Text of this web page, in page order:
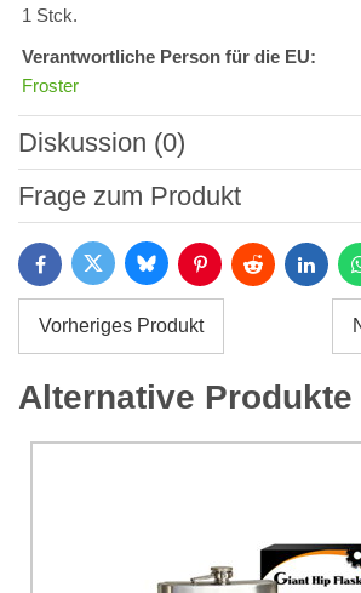
1 Stck.
Verantwortliche Person für die EU:
Froster
Diskussion (0)
Neuer Kommentar
Titel:
Name:*
Ich stimme der Verarbeitung der im
Frage zum Produkt
*
Ihre E-Mail:*
FacebookTwitter BlueskyPinterestReddit
Vorheriges Produkt
Alternative Produkte